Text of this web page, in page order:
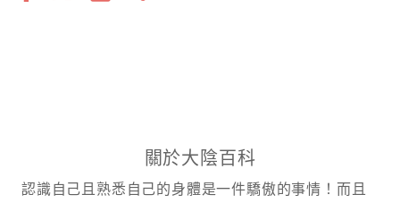
關於大陰百科
認識自己且熟悉自己的身體是一件驕傲的事情！而且